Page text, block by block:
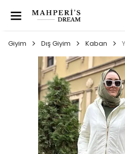
Giyim Dış Giyim Kaban